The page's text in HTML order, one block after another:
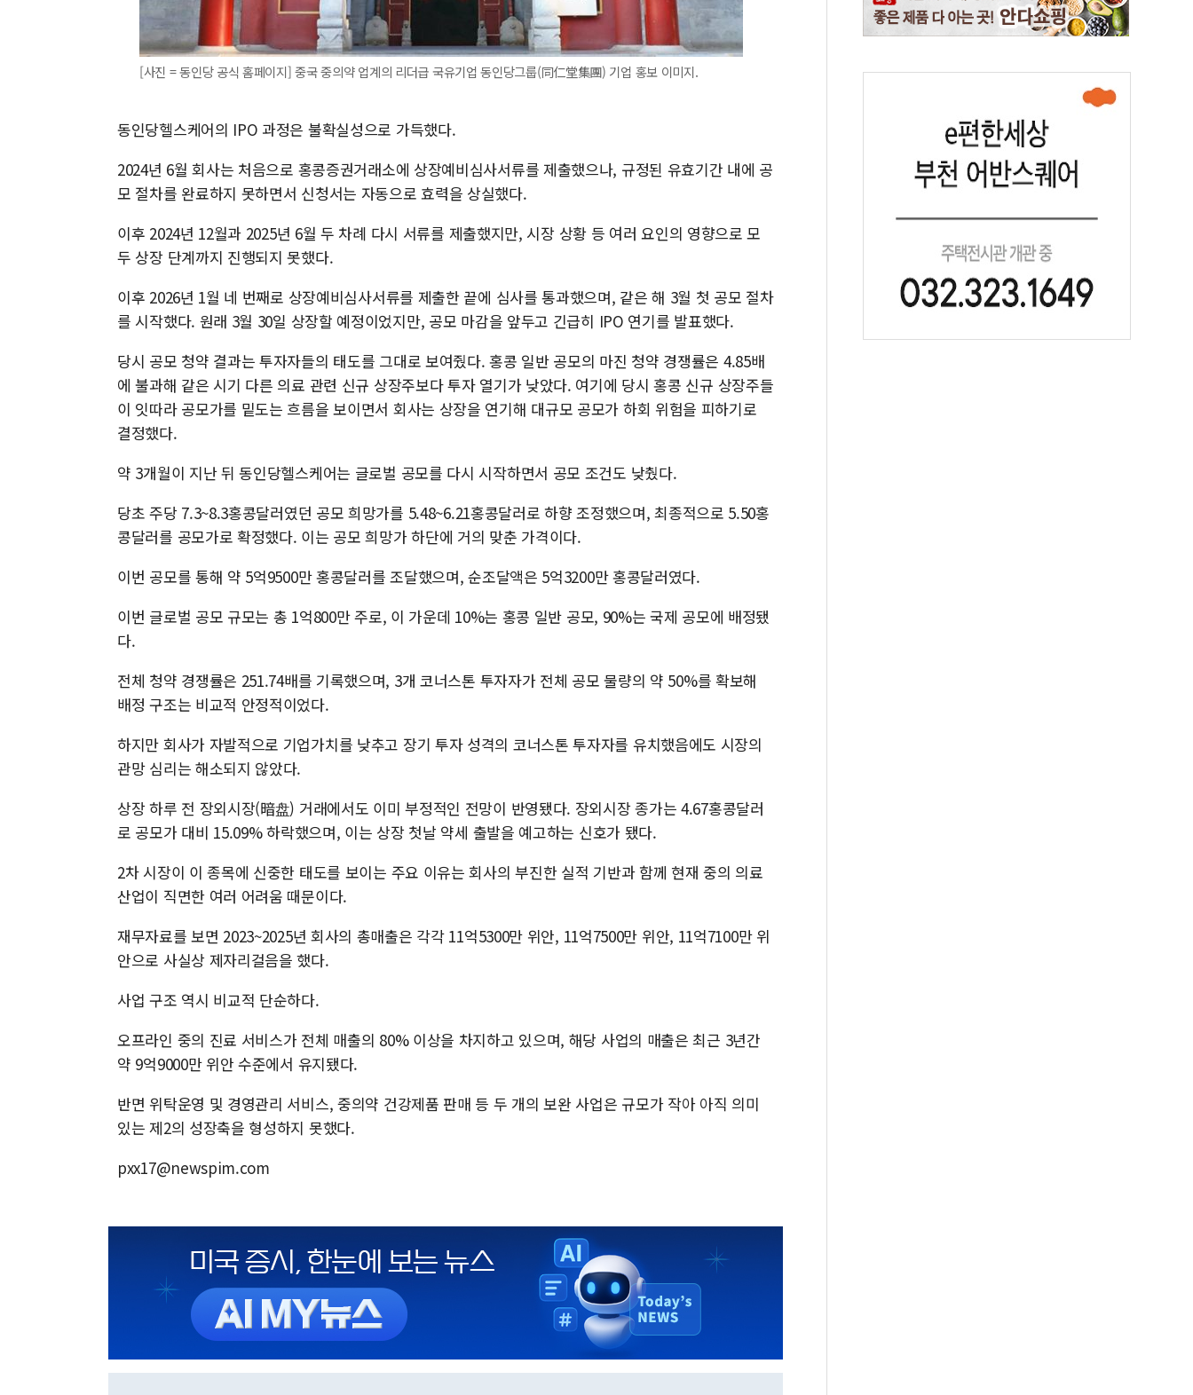
[사진 = 동인당 공식 홈페이지] 중국 중의약 업계의 리더급 국유기업 동인당그룹(同仁堂集團) 기업 홍보 이미지.
동인당헬스케어의 IPO 과정은 불확실성으로 가득했다.
2024년 6월 회사는 처음으로 홍콩증권거래소에 상장예비심사서류를 제출했으나, 규정된 유효기간 내에 공
모 절차를 완료하지 못하면서 신청서는 자동으로 효력을 상실했다.
이후 2024년 12월과 2025년 6월 두 차례 다시 서류를 제출했지만, 시장 상황 등 여러 요인의 영향으로 모
두 상장 단계까지 진행되지 못했다.
이후 2026년 1월 네 번째로 상장예비심사서류를 제출한 끝에 심사를 통과했으며, 같은 해 3월 첫 공모 절차
를 시작했다. 원래 3월 30일 상장할 예정이었지만, 공모 마감을 앞두고 긴급히 IPO 연기를 발표했다.
당시 공모 청약 결과는 투자자들의 태도를 그대로 보여줬다. 홍콩 일반 공모의 마진 청약 경쟁률은 4.85배
에 불과해 같은 시기 다른 의료 관련 신규 상장주보다 투자 열기가 낮았다. 여기에 당시 홍콩 신규 상장주들
이 잇따라 공모가를 밑도는 흐름을 보이면서 회사는 상장을 연기해 대규모 공모가 하회 위험을 피하기로
결정했다.
약 3개월이 지난 뒤 동인당헬스케어는 글로벌 공모를 다시 시작하면서 공모 조건도 낮췄다.
당초 주당 7.3~8.3홍콩달러였던 공모 희망가를 5.48~6.21홍콩달러로 하향 조정했으며, 최종적으로 5.50홍
콩달러를 공모가로 확정했다. 이는 공모 희망가 하단에 거의 맞춘 가격이다.
이번 공모를 통해 약 5억9500만 홍콩달러를 조달했으며, 순조달액은 5억3200만 홍콩달러였다.
이번 글로벌 공모 규모는 총 1억800만 주로, 이 가운데 10%는 홍콩 일반 공모, 90%는 국제 공모에 배정됐
다.
전체 청약 경쟁률은 251.74배를 기록했으며, 3개 코너스톤 투자자가 전체 공모 물량의 약 50%를 확보해
배정 구조는 비교적 안정적이었다.
하지만 회사가 자발적으로 기업가치를 낮추고 장기 투자 성격의 코너스톤 투자자를 유치했음에도 시장의
관망 심리는 해소되지 않았다.
상장 하루 전 장외시장(暗盘) 거래에서도 이미 부정적인 전망이 반영됐다. 장외시장 종가는 4.67홍콩달러
로 공모가 대비 15.09% 하락했으며, 이는 상장 첫날 약세 출발을 예고하는 신호가 됐다.
2차 시장이 이 종목에 신중한 태도를 보이는 주요 이유는 회사의 부진한 실적 기반과 함께 현재 중의 의료
산업이 직면한 여러 어려움 때문이다.
재무자료를 보면 2023~2025년 회사의 총매출은 각각 11억5300만 위안, 11억7500만 위안, 11억7100만 위
안으로 사실상 제자리걸음을 했다.
사업 구조 역시 비교적 단순하다.
오프라인 중의 진료 서비스가 전체 매출의 80% 이상을 차지하고 있으며, 해당 사업의 매출은 최근 3년간
약 9억9000만 위안 수준에서 유지됐다.
반면 위탁운영 및 경영관리 서비스, 중의약 건강제품 판매 등 두 개의 보완 사업은 규모가 작아 아직 의미
있는 제2의 성장축을 형성하지 못했다.
pxx17@newspim.com